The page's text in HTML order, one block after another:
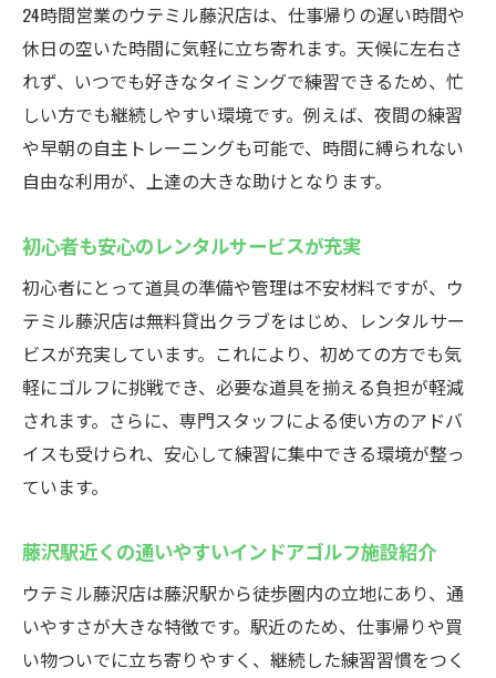
24時間営業のウテミル藤沢店は、仕事帰りの遅い時間や
休日の空いた時間に気軽に立ち寄れます。天候に左右さ
れず、いつでも好きなタイミングで練習できるため、忙
しい方でも継続しやすい環境です。例えば、夜間の練習
や早朝の自主トレーニングも可能で、時間に縛られない
自由な利用が、上達の大きな助けとなります。
初心者も安心のレンタルサービスが充実
初心者にとって道具の準備や管理は不安材料ですが、ウ
テミル藤沢店は無料貸出クラブをはじめ、レンタルサー
ビスが充実しています。これにより、初めての方でも気
軽にゴルフに挑戦でき、必要な道具を揃える負担が軽減
されます。さらに、専門スタッフによる使い方のアドバ
イスも受けられ、安心して練習に集中できる環境が整っ
ています。
藤沢駅近くの通いやすいインドアゴルフ施設紹介
ウテミル藤沢店は藤沢駅から徒歩圏内の立地にあり、通
いやすさが大きな特徴です。駅近のため、仕事帰りや買
い物ついでに立ち寄りやすく、継続した練習習慣をつく